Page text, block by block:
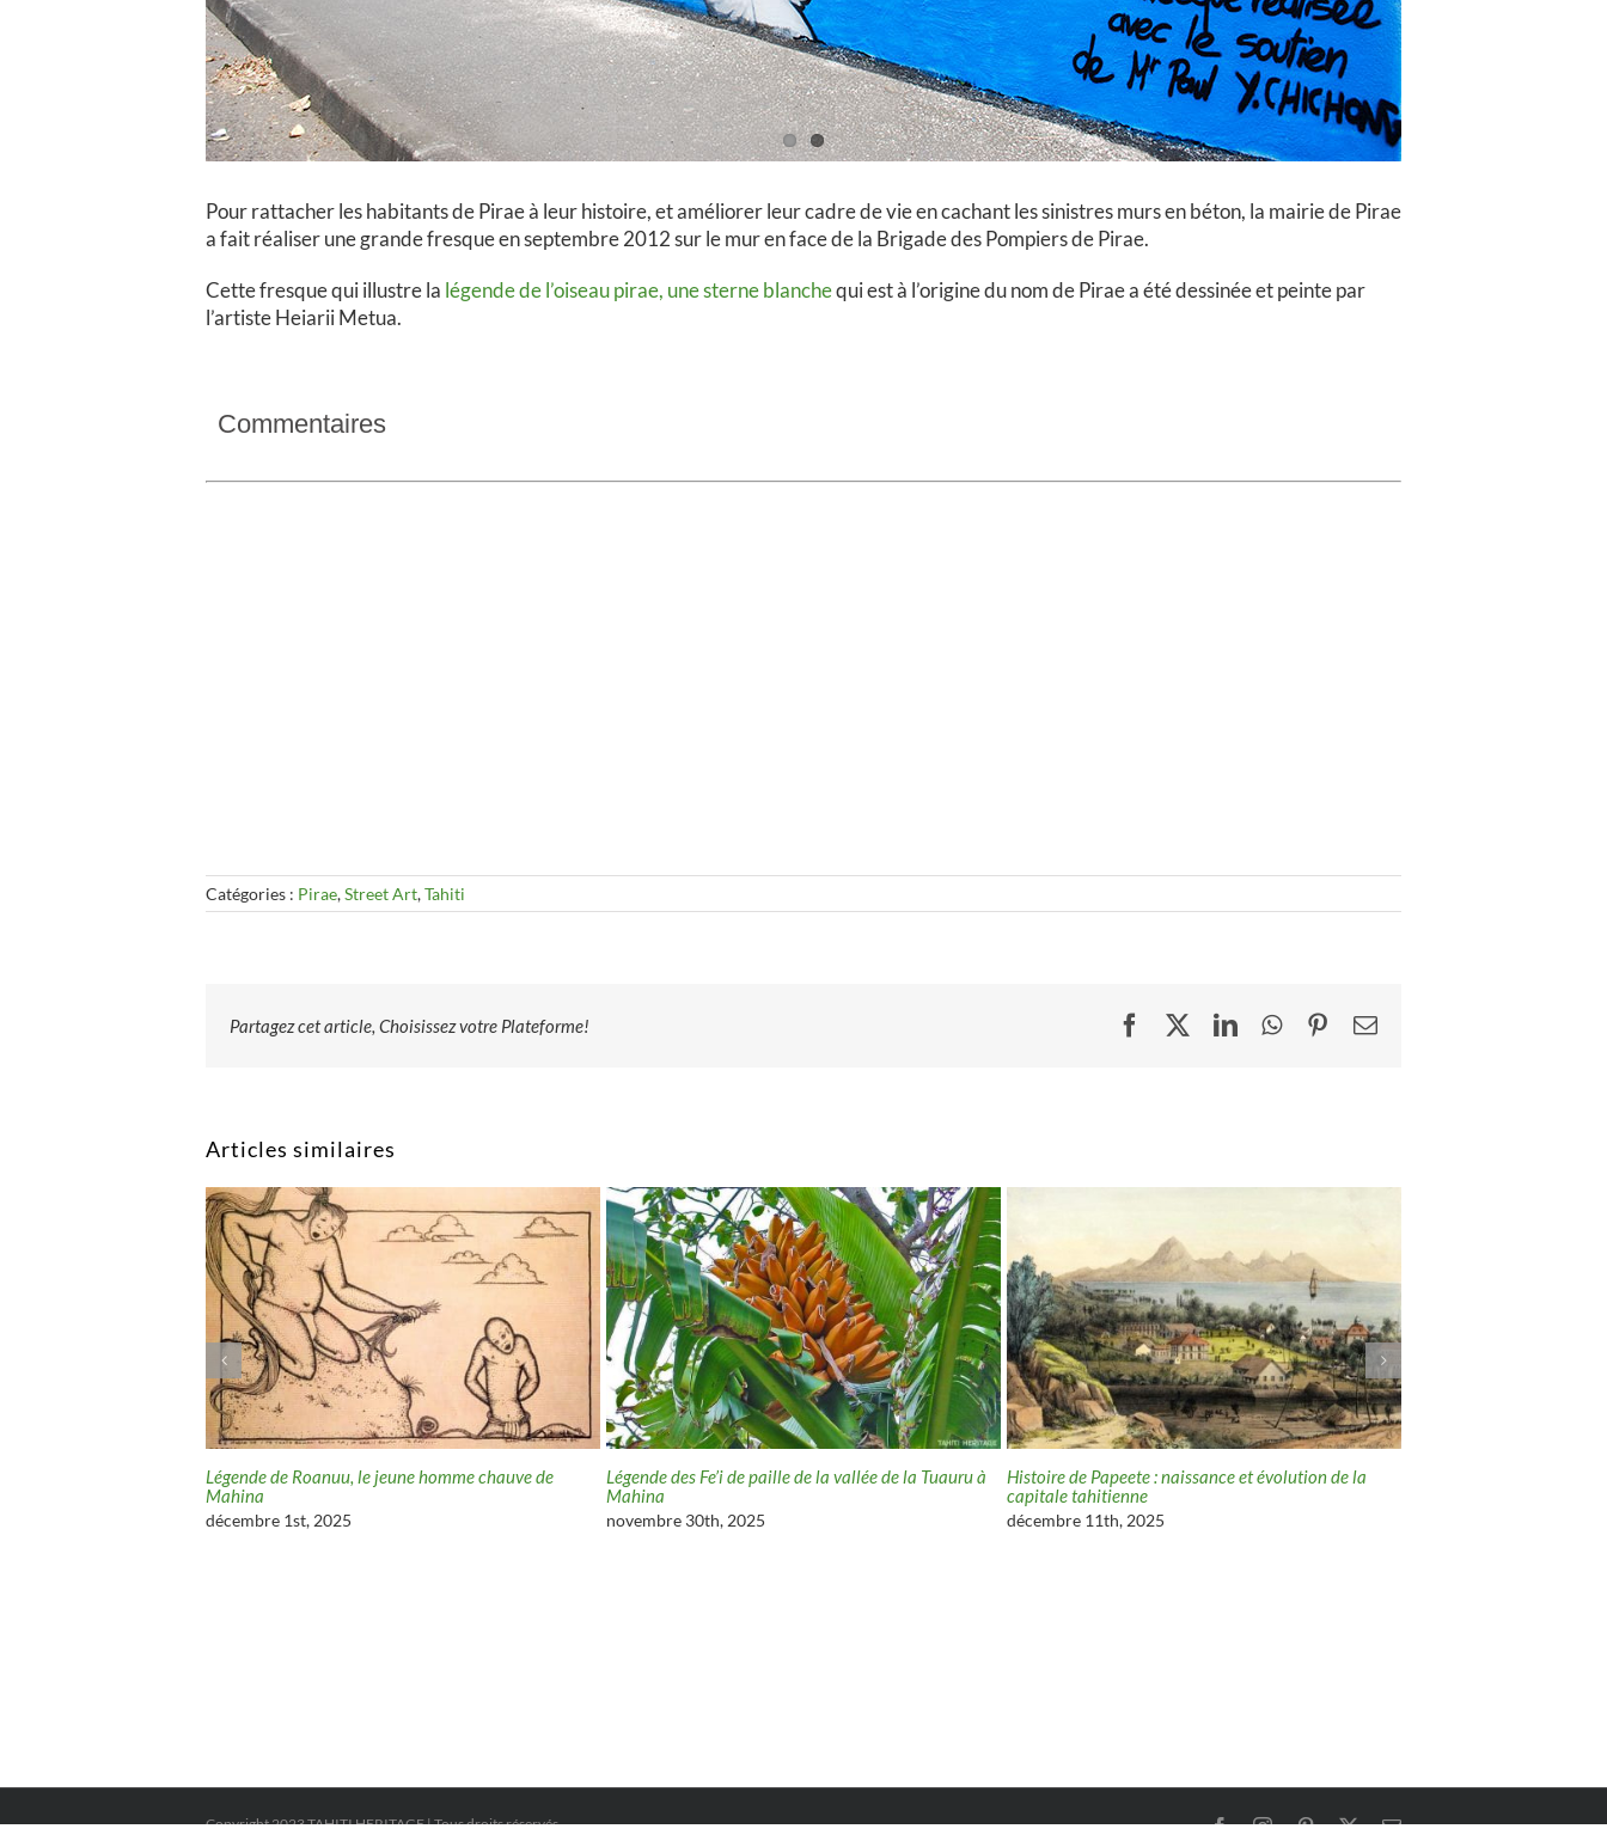
Pour rattacher les habitants de Pirae à leur histoire, et améliorer leur cadre de vie en cachant les sinistres murs en béton, la mairie de Pirae
a fait réaliser une grande fresque en septembre 2012 sur le mur en face de la Brigade des Pompiers de Pirae.
Cette fresque qui illustre la légende de l’oiseau pirae, une sterne blanchequi est à l’origine du nom de Pirae a été dessinée et peinte par
l’artiste Heiarii Metua.
Commentaires
Catégories : Pirae,Street Art,Tahiti
Partagez cet article, Choisissez votre Plateforme! FacebookLinkedInWhatsApp
Pinterest
Email
Articles similaires
Légende de Roanuu, le jeune homme chauve de
Mahina
décembre 1st, 2025
Légende des Fe’i de paille de la vallée de la Tuauru à
Mahina
novembre 30th, 2025
Histoire de Papeete : naissance et évolution de la
capitale tahitienne
décembre 11th, 2025
Copyright 2023 TAHITI HERITAGE | Tous droits réservés FacebookInstagramPinterest
X Email